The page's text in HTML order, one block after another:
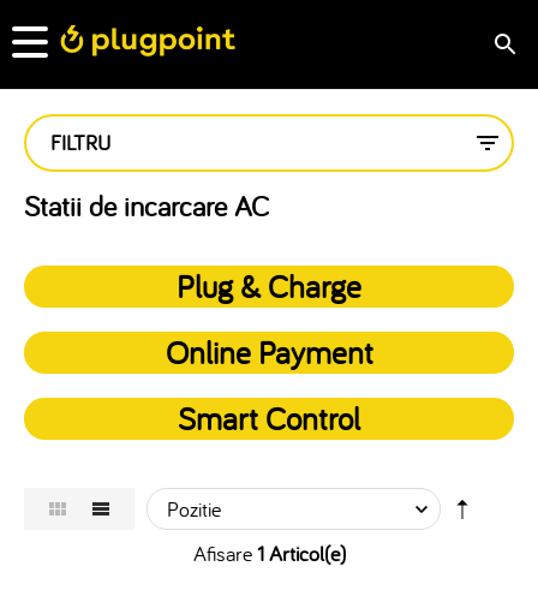
FILTRU
Statii de incarcare AC
Plug & Charge
Online Payment
Smart Control
Afisare1 Articol(e)